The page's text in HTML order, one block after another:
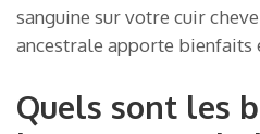
sanguine sur votre cuir
ancestrale apporte bienfaits
Quels sont les